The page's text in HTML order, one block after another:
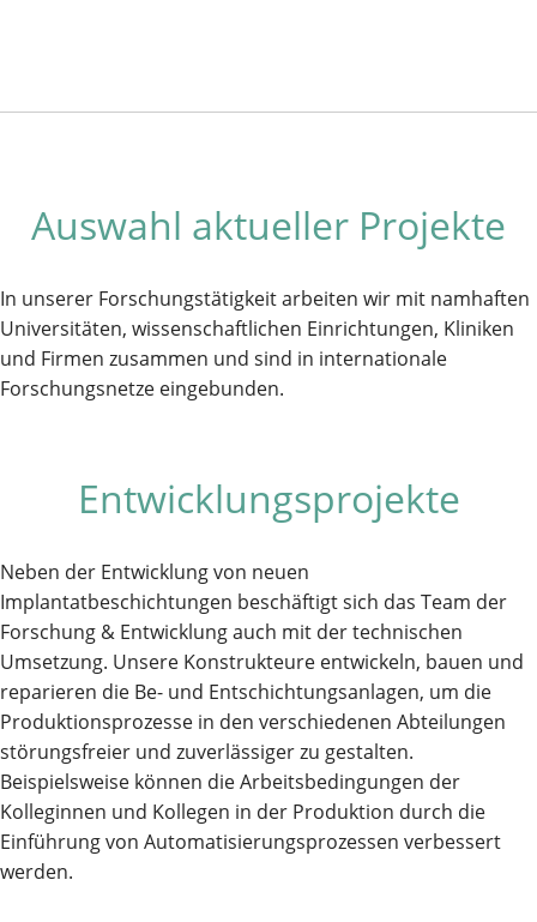
Auswahl aktueller Projekte
In unserer Forschungstätigkeit arbeiten wir mit namhaften
Universitäten, wissenschaftlichen Einrichtungen, Kliniken
und Firmen zusammen und sind in internationale
Forschungsnetze eingebunden.
Entwicklungsprojekte
Neben der Entwicklung von neuen
Implantatbeschichtungen beschäftigt sich das Team der
Forschung & Entwicklung auch mit der technischen
Umsetzung. Unsere Konstrukteure entwickeln, bauen und
reparieren die Be- und Entschichtungsanlagen, um die
Produktionsprozesse in den verschiedenen Abteilungen
störungsfreier und zuverlässiger zu gestalten.
Beispielsweise können die Arbeitsbedingungen der
Kolleginnen und Kollegen in der Produktion durch die
Einführung von Automatisierungsprozessen verbessert
werden.